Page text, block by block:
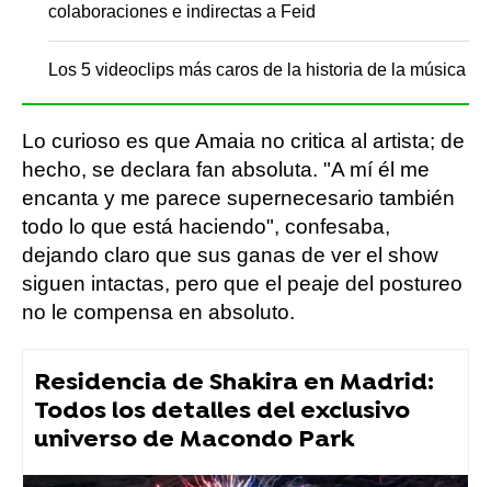
colaboraciones e indirectas a Feid
Los 5 videoclips más caros de la historia de la música
Lo curioso es que Amaia no critica al artista; de
hecho, se declara fan absoluta. "A mí él me
encanta y me parece supernecesario también
todo lo que está haciendo", confesaba,
dejando claro que sus ganas de ver el show
siguen intactas, pero que el peaje del postureo
no le compensa en absoluto.
Residencia de Shakira en Madrid:
Todos los detalles del exclusivo
universo de Macondo Park